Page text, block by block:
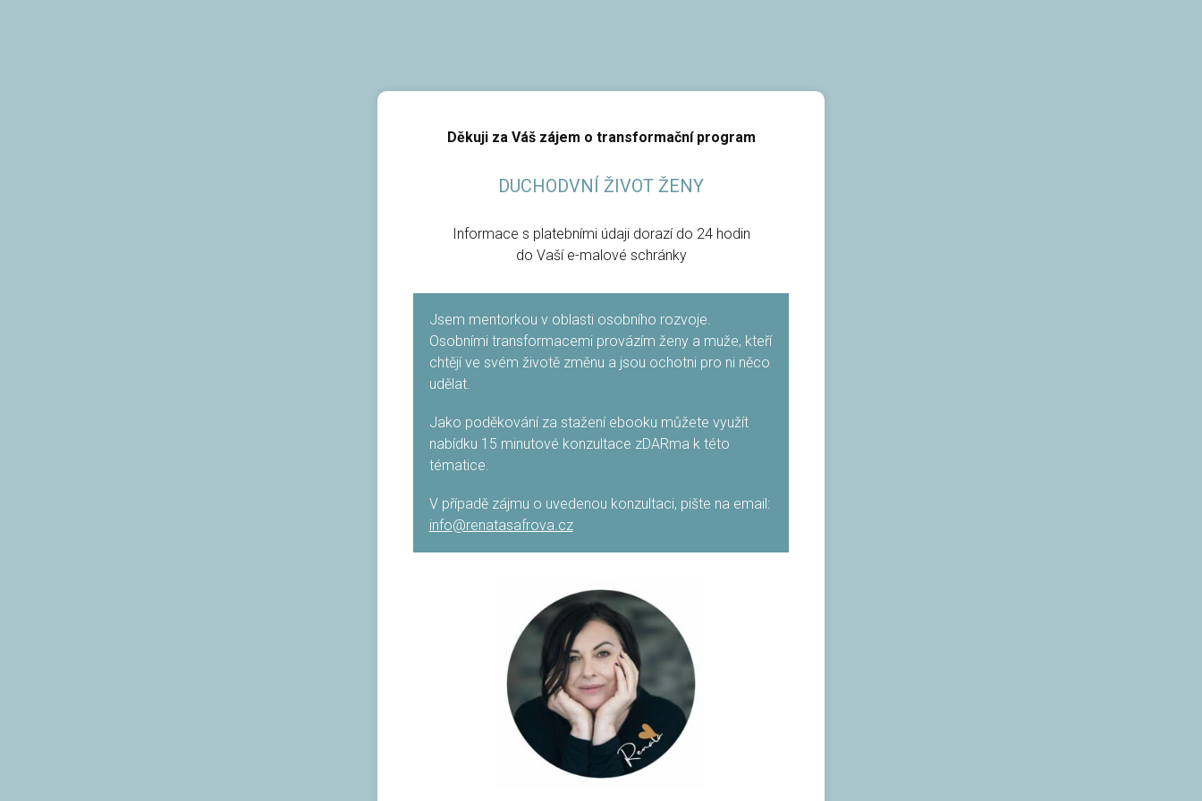
Děkuji za Váš zájem o transformační program
DUCHODVNÍ ŽIVOT ŽENY
Informace s platebními údaji dorazí do 24 hodin
do Vaší e-malové schránky
Jsem mentorkou v oblasti osobního rozvoje.
Osobními transformacemi provázím ženy a muže, kteří
chtějí ve svém životě změnu a jsou ochotni pro ni něco
udělat.
Jako poděkování za stažení ebooku můžete využít
nabídku 15 minutové konzultace zDARma k této
tématice.
V případě zájmu o uvedenou konzultaci, pište na email:
info@renatasafrova.cz